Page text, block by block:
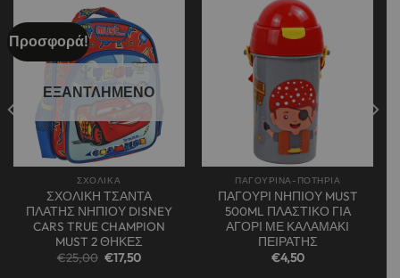
Προσφορά!
Add to
wishlist
ΕΞΑΝΤΛΗΜΈΝΟ
ΣΧΟΛΙΚΑ
ΣΧΟΛΙΚΗ ΤΣΑΝΤΑ
ΠΛΑΤΗΣ ΝΗΠΙΟΥ DISNEY
CARS TRUE CHAMPION
MUST 2 ΘΗΚΕΣ
€25,00 Original
price
€17,50Η
ΠΑΓΟΥΡΙΝΑ-ΠΟΤΗΡΙΑ
ΠΑΓΟΥΡΙ ΝΗΠΙΟΥ MUST
500ML ΠΛΑΣΤΙΚΟ ΓΙΑ
ΑΓΟΡΙ ΜΕ ΚΑΛΑΜΑΚΙ
ΠΕΙΡΑΤΗΣ
€4,50